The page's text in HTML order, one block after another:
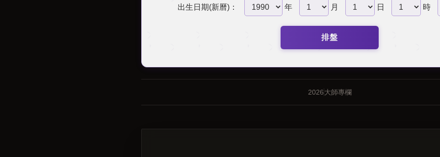
出生日期(新曆)： 年 月 日 時
排盤
2026大師專欄